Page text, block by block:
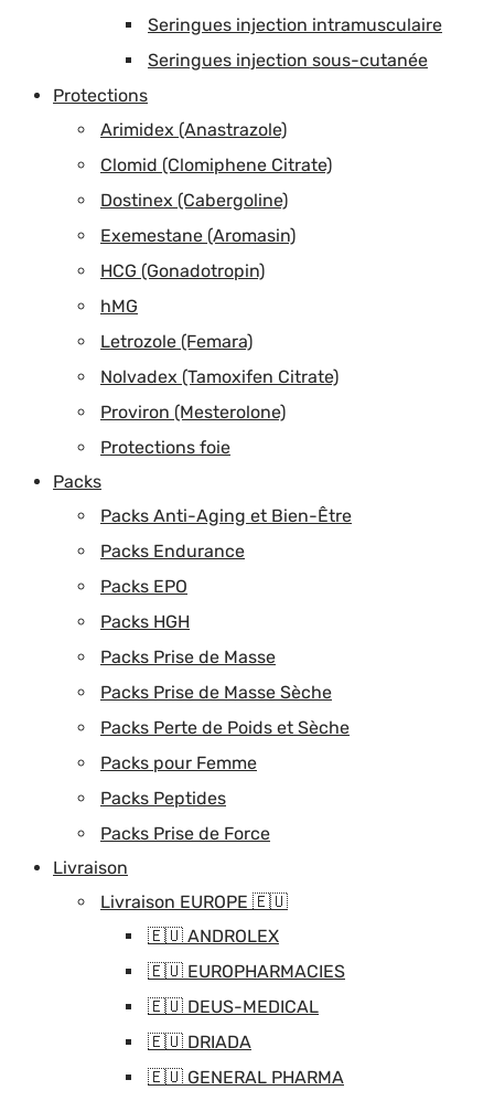
Seringues injection intramusculaire
Seringues injection sous-cutanée
Protections
Arimidex (Anastrazole)
Clomid (Clomiphene Citrate)
Dostinex (Cabergoline)
Exemestane (Aromasin)
HCG (Gonadotropin)
hMG
Letrozole (Femara)
Nolvadex (Tamoxifen Citrate)
Proviron (Mesterolone)
Protections foie
Packs
Packs Anti-Aging et Bien-Être
Packs Endurance
Packs EPO
Packs HGH
Packs Prise de Masse
Packs Prise de Masse Sèche
Packs Perte de Poids et Sèche
Packs pour Femme
Packs Peptides
Packs Prise de Force
Livraison
Livraison EUROPE 🇪🇺
🇪🇺 ANDROLEX
🇪🇺 EUROPHARMACIES
🇪🇺 DEUS-MEDICAL
🇪🇺 DRIADA
🇪🇺 GENERAL PHARMA